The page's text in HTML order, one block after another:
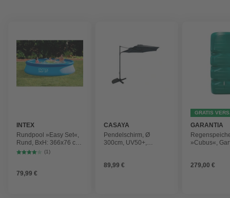
INTEX
Rundpool »Easy Set«,
Rund, BxH: 366x76 cm,
blau
(1)
79,99 €
CASAYA
Pendelschirm, Ø
300cm, UV50+,
89,99 €
GRATIS
GARANTIA
»Cubus«,
279,00 €